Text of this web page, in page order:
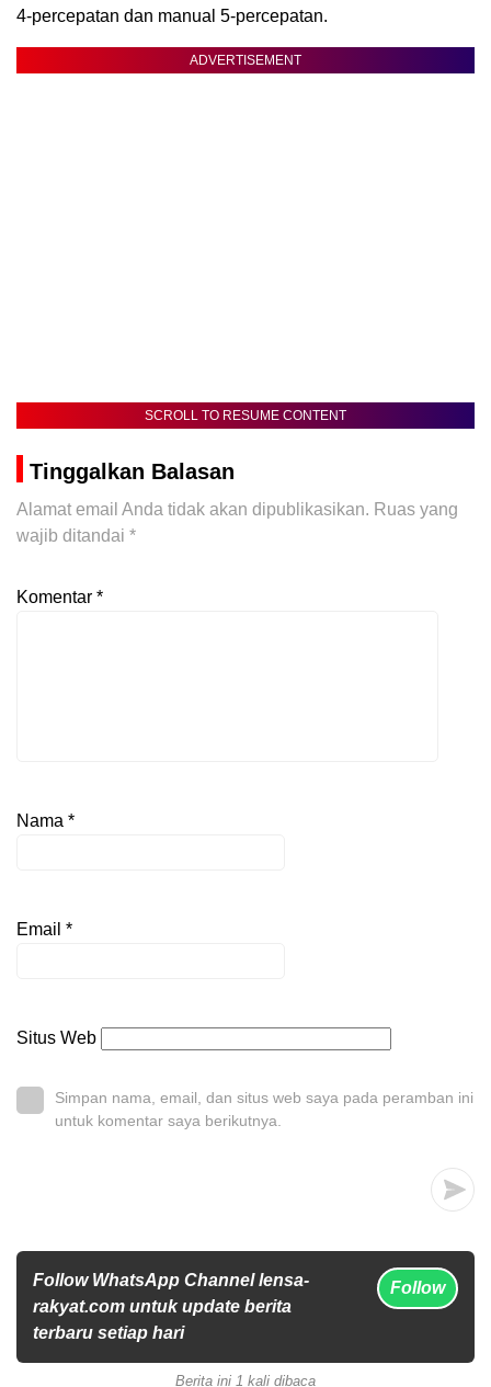
4-percepatan dan manual 5-percepatan.
ADVERTISEMENT
SCROLL TO RESUME CONTENT
Tinggalkan Balasan
Alamat email Anda tidak akan dipublikasikan. Ruas yang
wajib ditandai *
Komentar *
Nama *
Email *
Situs Web
Simpan nama, email, dan situs web saya pada peramban ini
untuk komentar saya berikutnya.
Follow WhatsApp Channel lensa-
rakyat.com untuk update berita
terbaru setiap hari
Follow
Berita ini 1 kali dibaca